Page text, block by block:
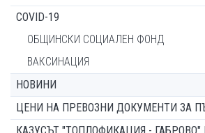
COVID-19
ОБЩИНСКИ СОЦИАЛЕН ФОНД
ВАКСИНАЦИЯ
НОВИНИ
ЦЕНИ НА ПРЕВОЗНИ ДОКУМЕНТИ ЗА
КАЗУСЪТ "ТОПЛОФИКАЦИЯ - ГАБРОВО"